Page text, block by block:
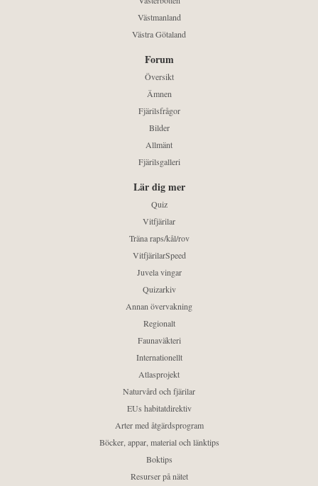
Västmanland
Västra Götaland
Forum
Översikt
Ämnen
Fjärilsfrågor
Bilder
Allmänt
Fjärilsgalleri
Lär dig mer
Quiz
Vitfjärilar
Träna raps/kål/rov
VitfjärilarSpeed
Juvela vingar
Quizarkiv
Annan övervakning
Regionalt
Faunaväkteri
Internationellt
Atlasprojekt
Naturvård och fjärilar
EUs habitatdirektiv
Arter med åtgärdsprogram
Böcker, appar, material och länktips
Boktips
Resurser på nätet